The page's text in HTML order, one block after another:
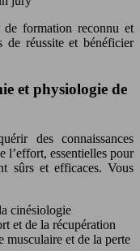
formation reconnu et
de réussite et bénéficier
et physiologie de
des connaissances
l’effort, essentielles pour
sûrs et efficaces. Vous
cinésiologie
et de la récupération
musculaire et de la perte